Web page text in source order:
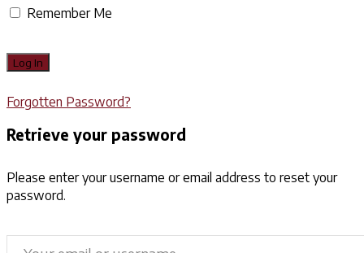
Remember Me
Forgotten Password?
Retrieve your password
Please enter your username or email address to reset your
password.